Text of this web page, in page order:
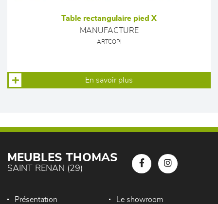
Table rectangulaire pied X
MANUFACTURE
ARTCOPI
En savoir plus
MEUBLES THOMAS
SAINT RENAN (29)
Présentation Le showroom